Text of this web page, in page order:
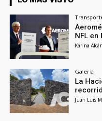
NFL en
Karina
Galería
La
Juan Luis